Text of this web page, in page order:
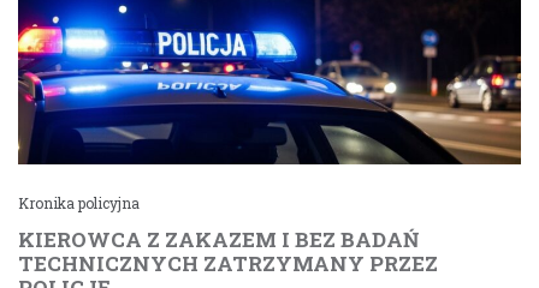
Kronika policyjna
KIEROWCA Z ZAKAZEM I BEZ BADAŃ
TECHNICZNYCH ZATRZYMANY PRZEZ